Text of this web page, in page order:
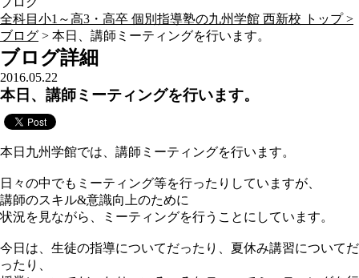
全科目小1～高3・高卒 個別指導塾の九州学館 西新校 トップ >
ブログ > 本日、講師ミーティングを行います。
ブログ詳細
2016.05.22
本日、講師ミーティングを行います。
本日九州学館では、講師ミーティングを行います。
日々の中でもミーティング等を行ったりしていますが、
講師のスキル&意識向上のために
状況を見ながら、ミーティングを行うことにしています。
今日は、生徒の指導についてだったり、夏休み講習についてだ
ったり、